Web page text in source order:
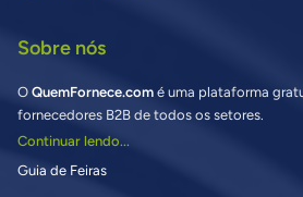
Sobre nós
O QuemFornece.com é uma plataforma
fornecedores B2B de todos os setores.
Continuar lendo...
Guia de Feiras